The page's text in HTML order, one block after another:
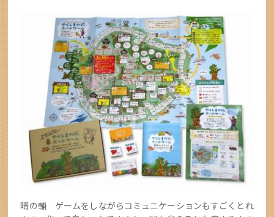
晴の輔 ゲームをしながらコミュニケーションもすごくとれ